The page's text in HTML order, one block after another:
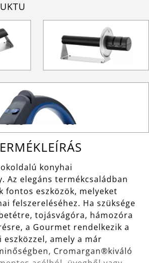
konyhai
Az elegáns termékcsaládban
fontos eszközök, melyeket
felszereléséhez. Ha szüksége
tojásvágóra, hámozóra
a Gourmet rendelkezik a
amely a már
Cromargan®kiváló